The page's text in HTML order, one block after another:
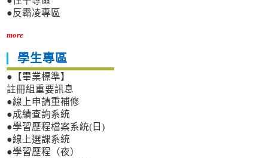
●反霸凌專區
more
學生專區
●【畢業標準】
註冊組重要訊息
●線上申請重補修
●成績查詢系統
●學習歷程檔案系統(日)
●線上選課系統
●學習歷程（夜）